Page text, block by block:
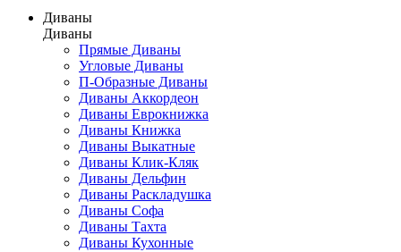
Диваны
Диваны
Прямые Диваны
Угловые Диваны
П-Образные Диваны
Диваны Аккордеон
Диваны Еврокнижка
Диваны Книжка
Диваны Выкатные
Диваны Клик-Кляк
Диваны Дельфин
Диваны Раскладушка
Диваны Софа
Диваны Тахта
Диваны Кухонные